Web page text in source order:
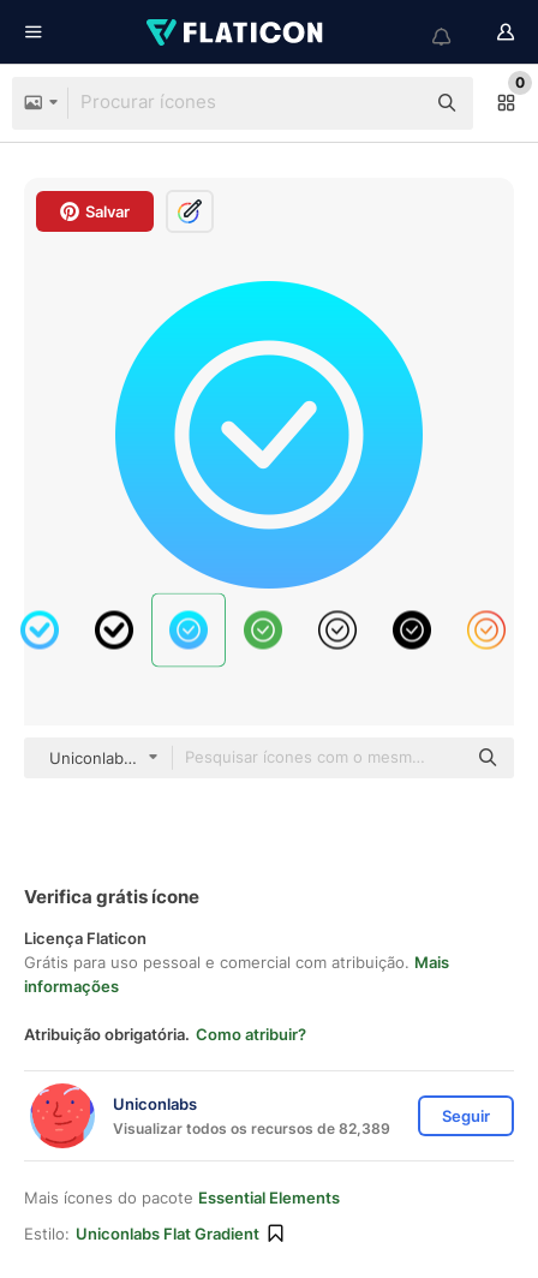
0
Salvar
Uniconlabs Flat Gradient
Verifica grátis ícone
Licença Flaticon
Grátis para uso pessoal e comercial com atribuição. Mais
informações
Atribuição obrigatória. Como atribuir?
Uniconlabs
Visualizar todos os recursos de 82,389
Seguir
Mais ícones do pacote Essential Elements
Estilo: Uniconlabs Flat Gradient